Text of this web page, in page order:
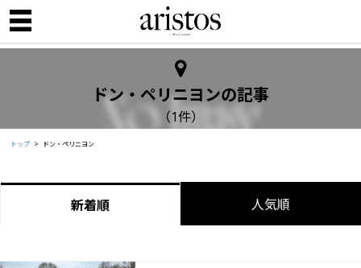
ドン・ペリニヨンの記事
（1件）
トップ ドン・ペリニヨン
新着順 人気順